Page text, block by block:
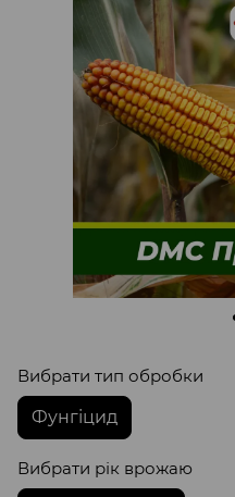
Вибрати тип обробки
Фунгіцид
Вибрати рік врожаю